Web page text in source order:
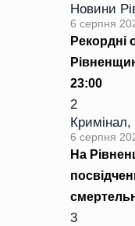
Новини
6 серпня
Рекордні
23:00
2
Кримінал,
6 серпня
На
3